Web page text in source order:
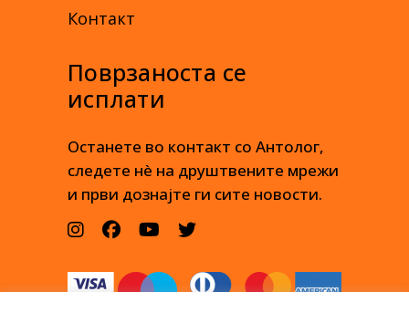
Контакт
Поврзаноста се
исплати
Останете во контакт со Антолог,
следете нè на друштвените мрежи
и први дознајте ги сите новости.